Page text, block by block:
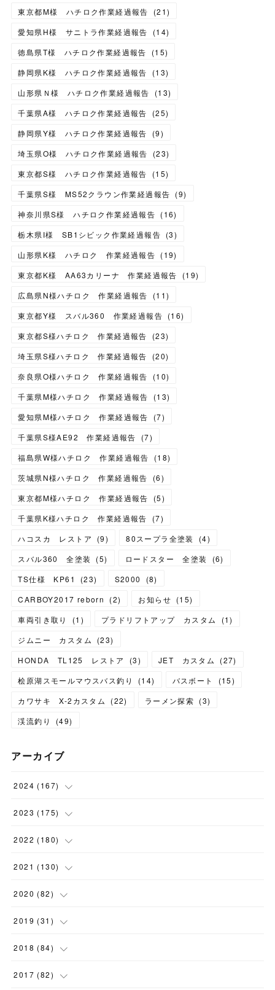
東京都M様 ハチロク作業経過報告
(21)
愛知県H様 サニトラ作業経過報告
(14)
徳島県T様 ハチロク作業経過報告
(15)
静岡県K様 ハチロク作業経過報告
(13)
山形県Ｎ様 ハチロク作業経過報告
(13)
千葉県A様 ハチロク作業経過報告
(25)
静岡県Y様 ハチロク作業経過報告
(9)
埼玉県O様 ハチロク作業経過報告
(23)
東京都S様 ハチロク作業経過報告
(15)
千葉県S様 MS52クラウン作業経過報告 (9)
神奈川県S様 ハチロク作業経過報告 (16)
栃木県I様 SB1シビック作業経過報告 (3)
山形県K様 ハチロク 作業経過報告 (19)
東京都K様 AA63カリーナ 作業経過報告
(19)
広島県N様ハチロク 作業経過報告
(11)
東京都Y様 スバル360 作業経過報告 (16)
東京都S様ハチロク 作業経過報告
(23)
埼玉県S様ハチロク 作業経過報告
(20)
奈良県O様ハチロク 作業経過報告
(10)
千葉県M様ハチロク 作業経過報告
(13)
愛知県M様ハチロク 作業経過報告
(7)
千葉県S様AE92 作業経過報告
(7)
福島県W様ハチロク 作業経過報告
(18)
茨城県N様ハチロク 作業経過報告
(6)
東京都M様ハチロク 作業経過報告
(5)
千葉県K様ハチロク 作業経過報告
(7)
ハコスカ レストア
(9) 80スープラ全塗装 (4)
スバル360 全塗装
(5) ロードスター 全塗装 (6)
TS仕様 KP61
(23) S2000 (8)
CARBOY2017 reborn
(2) お知らせ (15)
車両引き取り
(1 ) プラドリフトアップ カスタム (1)
ジムニー カスタム
(23)
HONDA TL125 レストア
(3) JET カスタム (27)
桧原湖スモールマウスバス釣り
(14) バスボート (15)
カワサキ X-2カスタム
(22) ラーメン探索 (3)
渓流釣り
(49)
アーカイブ
2024 (167)
(11)
(24)
(23)
( 23
2023 (175)
(12)
(18)
(16
( 15
2022 (180)
(17)
(15
(23
( 14
2021 (130)
(10
(4 )
( 16
( 11
2020 (82)
(21
(8 )
(8)
2019 (31 )
(1)
(3)
2018 (84)
(7)
2017 (82)